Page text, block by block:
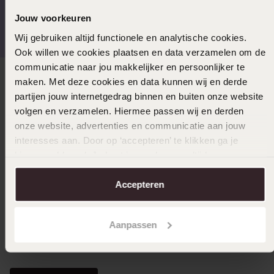
Jouw voorkeuren
Wij gebruiken altijd functionele en analytische cookies.
Ook willen we cookies plaatsen en data verzamelen om de
communicatie naar jou makkelijker en persoonlijker te
maken. Met deze cookies en data kunnen wij en derde
partijen jouw internetgedrag binnen en buiten onze website
volgen en verzamelen. Hiermee passen wij en derden
onze website, advertenties en communicatie aan jouw
interesses aan. Door op ‘accepteren’ te klikken ga je
aanpassen. Lees er meer over in onscookiebeleid.
Accepteren
Aanpassen
Gratis verzending vanaf
Direct naar
Over Lucardi
Klantendienst